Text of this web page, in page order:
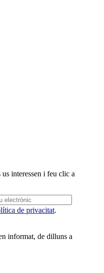
interessen i feu clic a
de privacitat.
informat, de dilluns a